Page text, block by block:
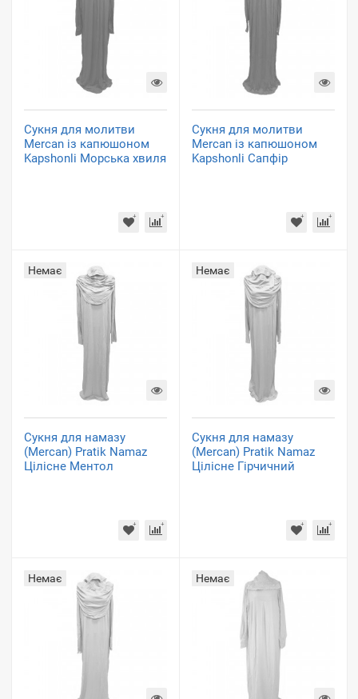
Сукня для молитви
Mercan із капюшоном
Kapshonli Морська хвиля
Сукня для молитви
Mercan із капюшоном
Kapshonli Сапфір
Немає
Сукня для намазу
(Mercan) Pratik Namaz
Цілісне Ментол
Немає
Сукня для намазу
(Mercan) Pratik Namaz
Цілісне Гірчичний
Немає Немає